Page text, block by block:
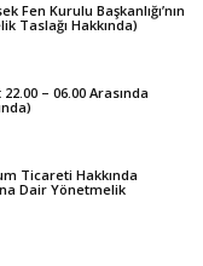
Fen Kurulu Başkanlığı’nın
Taslağı Hakkında)
– 06.00 Arasında
Ticareti Hakkında
Dair Yönetmelik